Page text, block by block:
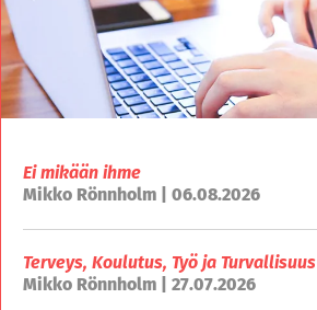
Ei mikään ihme
Mikko Rönnholm | 06.08.2026
Terveys, Koulutus, Työ ja Turvallisuus
Mikko Rönnholm | 27.07.2026